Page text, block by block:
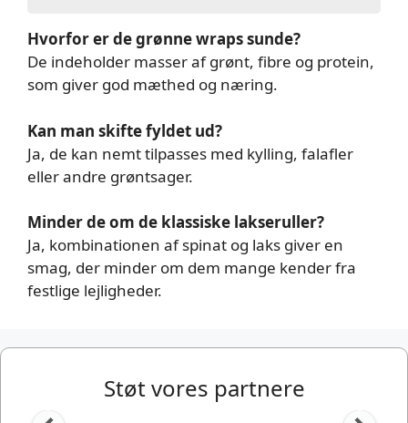
Hvorfor er de grønne wraps sunde?
De indeholder masser af grønt, fibre og protein,
som giver god mæthed og næring.
Kan man skifte fyldet ud?
Ja, de kan nemt tilpasses med kylling, falafler
eller andre grøntsager.
Minder de om de klassiske lakseruller?
Ja, kombinationen af spinat og laks giver en
smag, der minder om dem mange kender fra
festlige lejligheder.
Støt vores partnere